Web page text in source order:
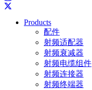
Products
配件
射频适配器
射频衰减器
射频电缆组件
射频连接器
射频终端器